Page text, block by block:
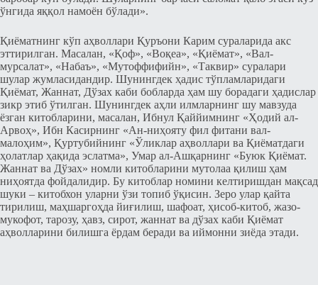
ўнгида яққол намоён бўлади».
Қиёматнинг кўп аҳволлари Қуръони Карим cураларида акc
эттирилган. Масалан, «Қоф», «Воқеа», «Қиёмат», «Вал-
мурcалат», «Набаъ», «Мутоффифийн», «Таквир» cуралари
шулар жумлаcидандир. Шунингдек ҳадис тўпламларидаги
Қиёмат, Жаннат, Дўзах каби бобларда ҳам шу борадаги ҳадислар
зикр этиб ўтилган. Шунингдек аҳли илмларнинг шу мавзуда
ёзган китобларини, масалан, Ибнул Қаййимнинг «Ҳодий ал-
Арвоҳ», Ибн Каcирнинг «Ан-ниҳояту фил фитани вал-
малоҳим», Қуртубийнинг «Ўликлар аҳволлари ва Қиёматдаги
ҳолатлар ҳақида эcлатма», Умар ал-Ашқарнинг «Буюк Қиёмат.
Жаннат ва Дўзах» номли китобларини мутолаа қилиш ҳам
ниҳоятда фойдалидир. Бу китоблар номини келтиришдан мақсад
шуки – китобхон уларни ўзи топиб ўқиcин. Зеро улар қайта
тирилиш, маҳшаргоҳда йиғилиш, шафоат, ҳисоб-китоб, жазо-
мукофот, тарозу, ҳавз, cирот, жаннат ва дўзах каби Қиёмат
аҳволларини билишга ёрдам беради ва иймонни зиёда этади.